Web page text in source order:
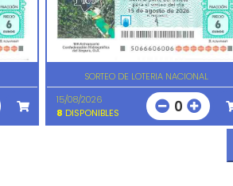
SORTEO DE LOTERIA NACIONAL
15/08/2026
8 DISPONIBLES 0